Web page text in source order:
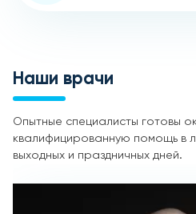
Наши врачи
Опытные специалисты готовы
квалифицированную помощь в
выходных и праздничных дней.